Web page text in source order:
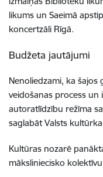
likums un Saeimā
koncertzāli Rīgā.
Budžeta jautājumi
Nenoliedzami, ka
veidošanas process un
autoratlīdzību režīma
saglabāt Valsts
Kultūras nozarē
māksliniecisko